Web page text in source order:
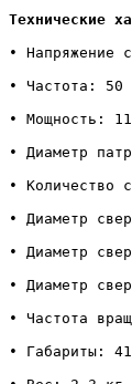
Технические
• Напряжение
• Частота: 50
• Мощность:
• Диаметр
• Количество
• Диаметр
• Диаметр
• Диаметр
• Частота
• Габариты: